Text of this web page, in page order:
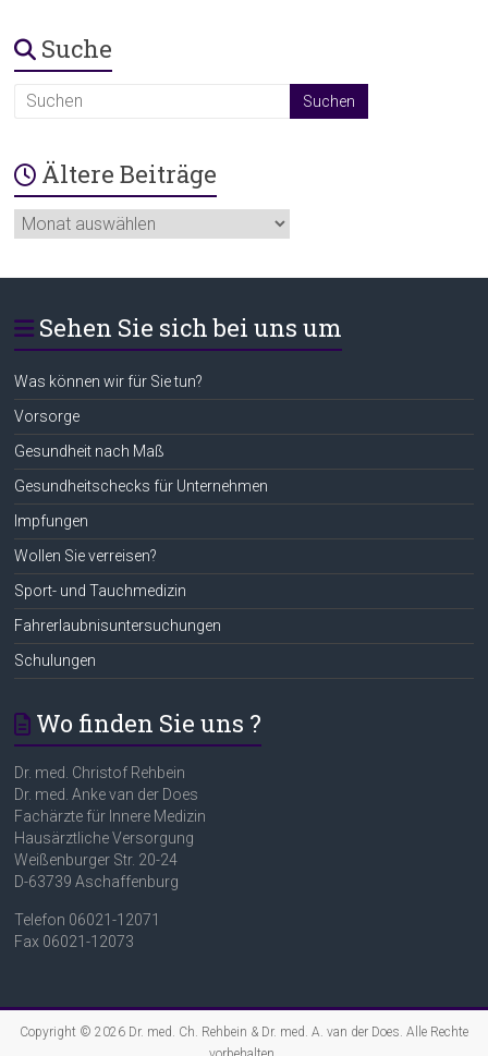
Suche
Ältere Beiträge
Ältere
Beiträge
Sehen Sie sich bei uns um
Was können wir für Sie tun?
Vorsorge
Gesundheit nach Maß
Gesundheitschecks für Unternehmen
Impfungen
Wollen Sie verreisen?
Sport- und Tauchmedizin
Fahrerlaubnisuntersuchungen
Schulungen
Wo finden Sie uns ?
Dr. med. Christof Rehbein
Dr. med. Anke van der Does
Fachärzte für Innere Medizin
Hausärztliche Versorgung
Weißenburger Str. 20-24
D-63739 Aschaffenburg
Telefon 06021-12071
Fax 06021-12073
Copyright © 2026 Dr. med. Ch. Rehbein & Dr. med. A. van der Does. Alle Rechte